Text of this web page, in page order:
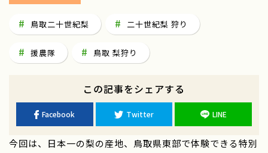
鳥取二十世紀梨 二十世紀梨 狩り
援農隊 鳥取 梨狩り
この記事をシェアする
Facebook Twitter LINE
今回は、日本一の梨の産地、鳥取県東部で体験できる特別